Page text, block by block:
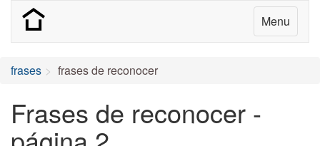
Menu
frases frases de reconocer
Frases de reconocer -